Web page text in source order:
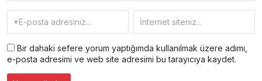
Bir dahaki sefere yorum yaptığımda kullanılmak üzere adımı,
e-posta adresimi ve web site adresimi bu tarayıcıya kaydet.